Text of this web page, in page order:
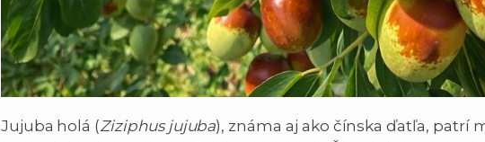
Jujuba holá (Ziziphus jujuba), známa aj ako čínska ďatľa, patrí